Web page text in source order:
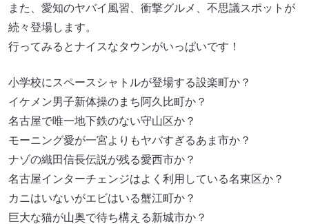
また、愛知のヤバイ⾵習、衝撃グルメ、不思議スポットが
続々登場します。
行ってみるとナイスなタウンがいっぱいです！
小学校にスペースシャトルが登場する設楽町か？
イケメン男子新体操のまち阿久比町か？
名古屋で唯一地下鉄のない守山区か？
モーニング愛が一宮よりもヤバすぎるあま市か？
ナゾの織田信長伝説が残る愛西市か？
名古屋インターチェンジはよく利用している名東区か？
カニはいないがエビはいる蟹江町か？
巨大な猫が山奥で待ち構える新城市か？